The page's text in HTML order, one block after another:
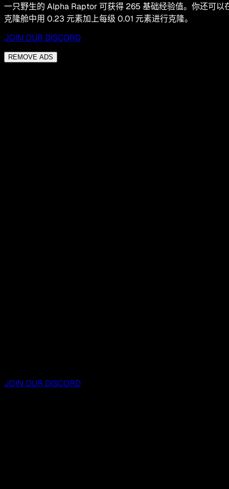
一只野生的 Alpha Raptor 可获得 265 基础经验值。你还可以
克隆舱中用 0.23 元素加上每级 0.01 元素进行克隆。
JOIN OUR DISCORD
REMOVE ADS
JOIN OUR DISCORD